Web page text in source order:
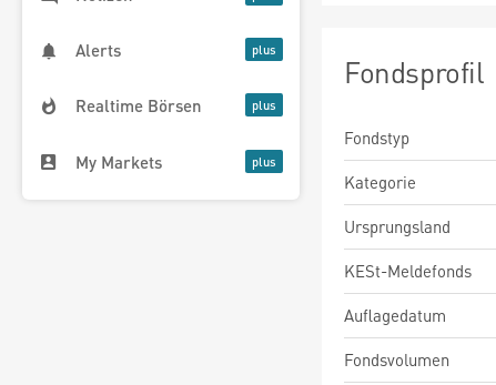
Alerts
Realtime Börsen
My Markets
Fondsprofil
Fondstyp
Kategorie
Ursprungsland
KESt-Meldefonds
Auflagedatum
Fondsvolumen